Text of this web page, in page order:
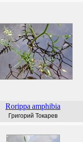
Rorippa amphibia
Григорий Токарев